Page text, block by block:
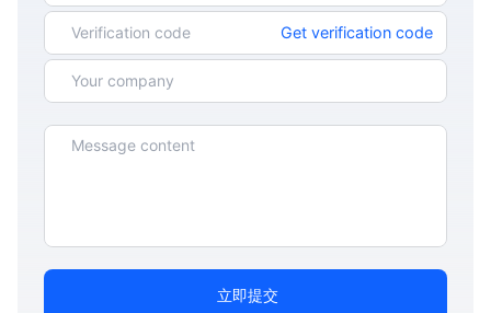
Get verification code
立即提交